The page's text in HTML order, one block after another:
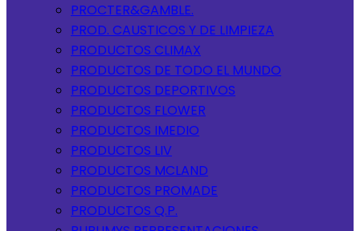
PROCTER&GAMBLE.
PROD. CAUSTICOS Y DE LIMPIEZA
PRODUCTOS CLIMAX
PRODUCTOS DE TODO EL MUNDO
PRODUCTOS DEPORTIVOS
PRODUCTOS FLOWER
PRODUCTOS IMEDIO
PRODUCTOS LIV
PRODUCTOS MCLAND
PRODUCTOS PROMADE
PRODUCTOS Q.P.